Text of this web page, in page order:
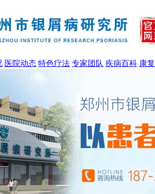
医院动态 特色疗法 专家团队 疾病百科 康